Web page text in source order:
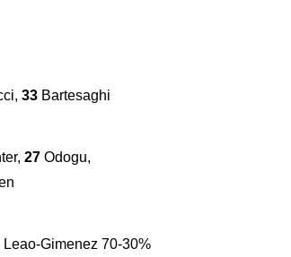
33 Bartesaghi
27 Odogu,
Gimenez 70-30%